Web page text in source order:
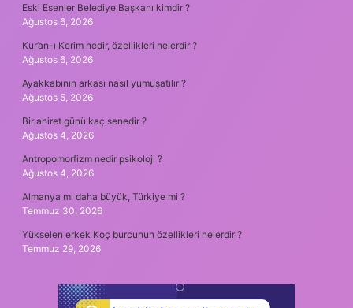
Eski Esenler Belediye Başkanı kimdir ?
Ağustos 6, 2026
Kur’an-ı Kerim nedir, özellikleri nelerdir ?
Ağustos 6, 2026
Ayakkabının arkası nasıl yumuşatılır ?
Ağustos 5, 2026
Bir ahiret günü kaç senedir ?
Ağustos 4, 2026
Antropomorfizm nedir psikoloji ?
Ağustos 4, 2026
Almanya mı daha büyük, Türkiye mi ?
Temmuz 30, 2026
Yükselen erkek Koç burcunun özellikleri nelerdir ?
Temmuz 29, 2026